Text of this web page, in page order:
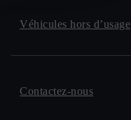
Véhicules hors d’usage
Contactez-nous